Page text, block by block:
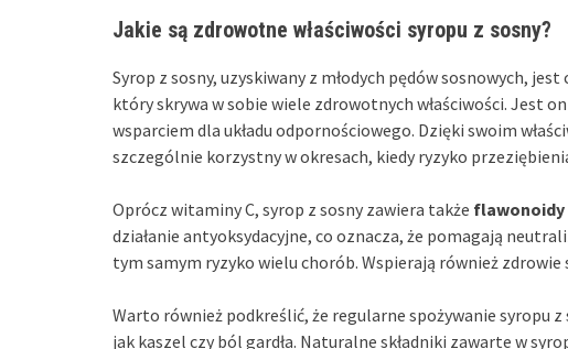
Jakie są zdrowotne właściwości syropu z sosny?
Syrop z sosny, uzyskiwany z młodych pędów sosnowych,
który skrywa w sobie wiele zdrowotnych właściwości. Jest on
wsparciem dla układu odpornościowego. Dzięki swoim
szczególnie korzystny w okresach, kiedy ryzyko
Oprócz witaminy C, syrop z sosny zawiera także flawonoidy
działanie antyoksydacyjne, co oznacza, że pomagają
tym samym ryzyko wielu chorób. Wspierają również zdrowie
Warto również podkreślić, że regularne spożywanie syropu
jak kaszel czy ból gardła. Naturalne składniki zawarte w